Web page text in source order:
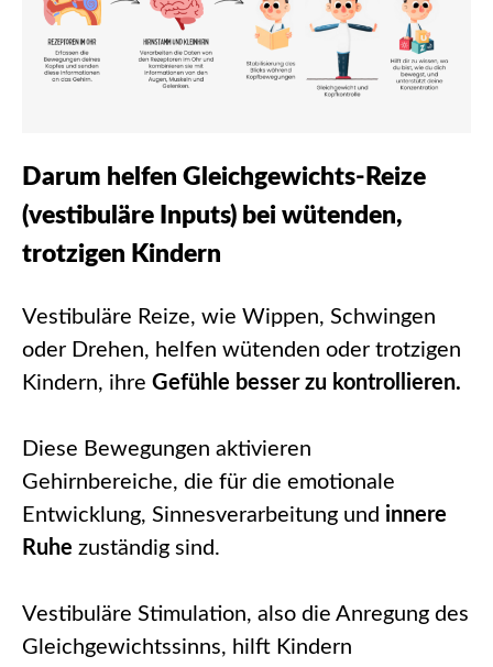
Darum helfen Gleichgewichts-Reize
(vestibuläre Inputs) bei wütenden,
trotzigen Kindern
Vestibuläre Reize, wie Wippen, Schwingen
oder Drehen, helfen wütenden oder trotzigen
Kindern, ihre Gefühle besser zu kontrollieren.
Diese Bewegungen aktivieren
Gehirnbereiche, die für die emotionale
Entwicklung, Sinnesverarbeitung und innere
Ruhe zuständig sind.
Vestibuläre Stimulation, also die Anregung des
Gleichgewichtssinns, hilft Kindern